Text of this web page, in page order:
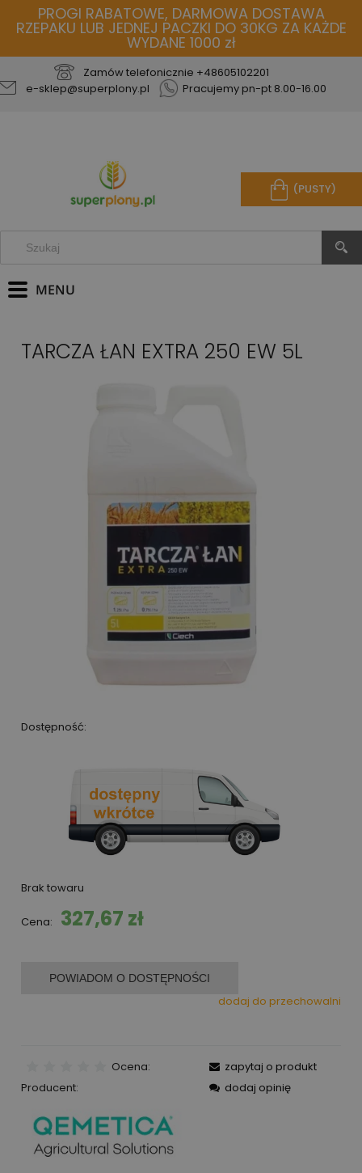
PROGI RABATOWE, DARMOWA DOSTAWA
RZEPAKU LUB JEDNEJ PACZKI DO 30KG ZA KAŻDE
WYDANE 1000 zł
Zamów telefonicznie +48605102201
e-sklep@superplony.pl
Pracujemy pn-pt 8.00-16.00
(PUSTY)
TARCZA ŁAN EXTRA 250 EW 5L
Dostępność:
Brak towaru
Cena: 327,67 zł
POWIADOM O DOSTĘPNOŚCI
dodaj do przechowalni
Ocena:
Producent:
zapytaj o produkt
dodaj opinię